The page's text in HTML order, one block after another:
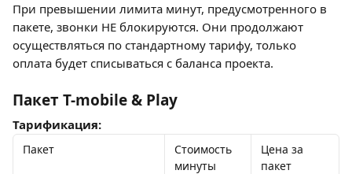
При превышении лимита минут, предусмотренного в
пакете, звонки НЕ блокируются. Они продолжают
осуществляться по стандартному тарифу, только
оплата будет списываться с баланса проекта.
Пакет T-mobile & Play
Тарификация:
Пакет
Стоимость
минуты
Цена за
пакет